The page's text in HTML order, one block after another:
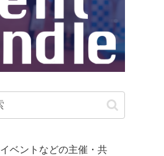
イベントなどの主催・共